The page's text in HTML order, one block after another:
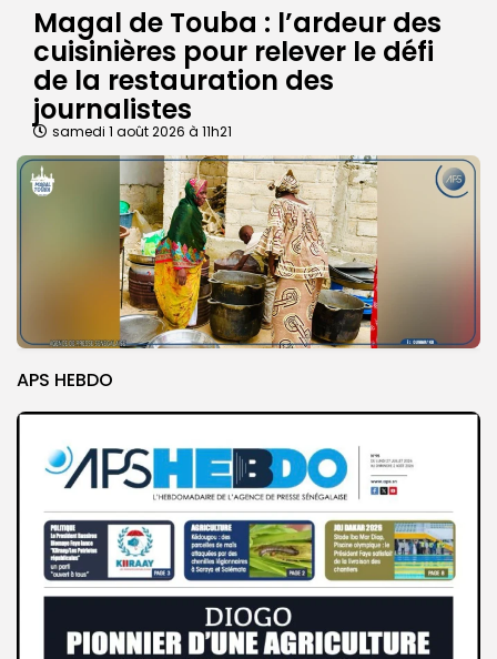
Magal de Touba : l’ardeur des
cuisinières pour relever le défi
de la restauration des
journalistes
samedi 1 août 2026 à 11h21
APS HEBDO